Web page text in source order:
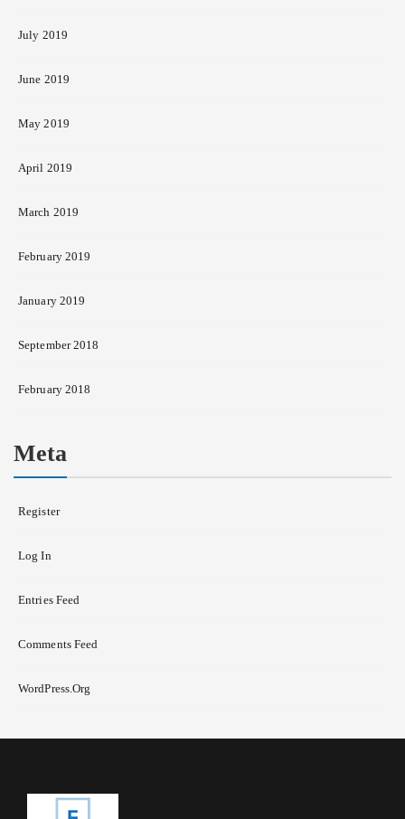
July 2019
June 2019
May 2019
April 2019
March 2019
February 2019
January 2019
September 2018
February 2018
Meta
Register
Log In
Entries Feed
Comments Feed
WordPress.org